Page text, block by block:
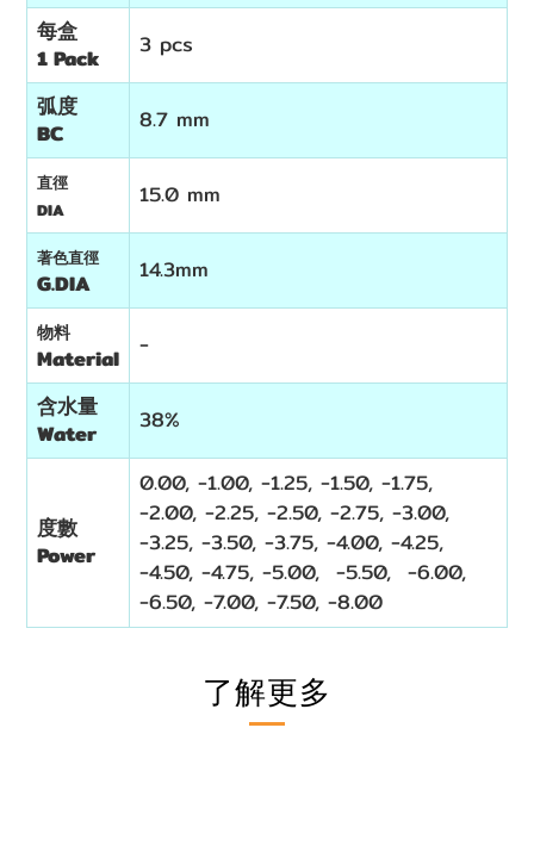
每盒
1 Pack
3 pcs
弧度
BC
8.7 mm
直徑
DIA
15.0 mm
著色直徑
G.DIA 14.3mm
物料
Material
-
含水量
Water
38%
度數
Power
0.00, -1.00, -1.25, -1.50, -1.75,
-2.00, -2.25, -2.50, -2.75, -3.00,
-3.25, -3.50, -3.75, -4.00, -4.25,
-4.50, -4.75, -5.00, -5.50, -6.00,
-6.50, -7.00, -7.50, -8.00
了解更多